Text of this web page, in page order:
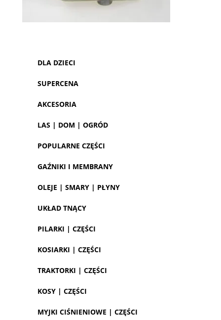
DLA DZIECI
SUPERCENA
AKCESORIA
LAS | DOM | OGRÓD
POPULARNE CZĘŚCI
GAŹNIKI I MEMBRANY
OLEJE | SMARY | PŁYNY
UKŁAD TNĄCY
PILARKI | CZĘŚCI
KOSIARKI | CZĘŚCI
TRAKTORKI | CZĘŚCI
KOSY | CZĘŚCI
MYJKI CIŚNIENIOWE | CZĘŚCI